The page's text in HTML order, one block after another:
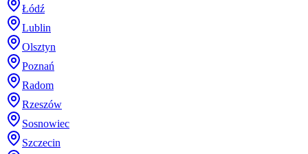
Łódź
Lublin
Olsztyn
Poznań
Radom
Rzeszów
Sosnowiec
Szczecin